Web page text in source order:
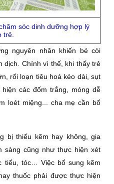
sóc dinh dưỡng hợp lý
trẻ.
nguyên nhân khiến bé còi
dịch. Chính vì thế, khi thấy trẻ
rối loạn tiêu hoá kéo dài, sụt
các đốm trắng, móng dễ
loét miệng... cha mẹ cần bổ
bị thiếu kẽm hay không, gia
sàng cũng như thực hiện xét
tiểu, tóc… Việc bổ sung kẽm
thuốc phải được thực hiện